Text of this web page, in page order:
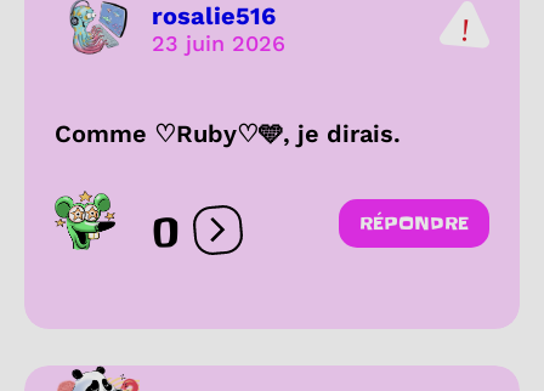
rosalie516
23 juin 2026
Comme ♡Ruby♡🩵, je dirais.
0 Ouvrir les réactions
RÉPONDRE